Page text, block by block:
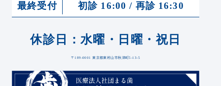
最終受付 初診 16:00 / 再診 16:30
休診日：水曜・日曜・祝日
〒189-0001 東京都東村山市秋津町5-13-5